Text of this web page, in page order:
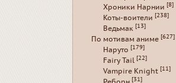
Хроники Нарнии [8]
Коты-воители [238]
Ведьмак [13]
По мотивам аниме [627]
Наруто [179]
Fairy Tail [22]
Vampire Knight [11]
[31]